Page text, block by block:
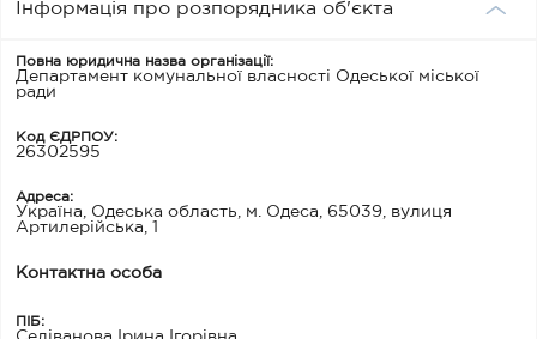
Інформація про розпорядника об'єкта
Повна юридична назва організації:
Департамент комунальної власності Одеської міської
ради
Код ЄДРПОУ:
26302595
Адреса:
Україна, Одеська область, м. Одеса, 65039, вулиця
Артилерійська, 1
Контактна особа
ПІБ: